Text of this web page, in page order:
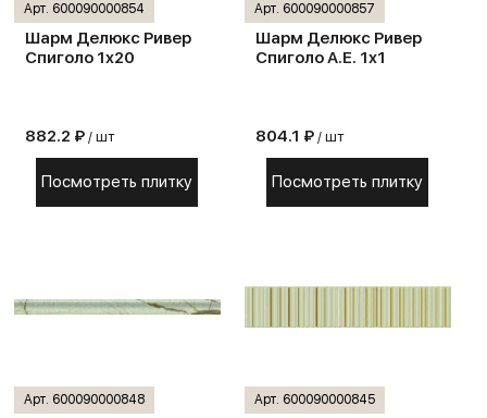
Арт. 600090000854
Шарм Делюкс Ривер
Спиголо 1х20
882.2 ₽ / шт
Посмотреть плитку
Арт. 600090000857
Шарм Делюкс Ривер
Спиголо А.Е. 1х1
804.1 ₽ / шт
Посмотреть плитку
Арт. 600090000848 Арт. 600090000845